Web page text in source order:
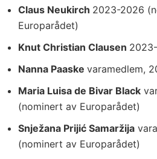
Claus Neukirch 2023-2026
Europarådet)
Knut Christian Clausen
Nanna Paaske varamedlem,
Maria Luisa de Bivar Black
(nominert av Europarådet)
Snježana Prijić Samaržija
(nominert av Europarådet)